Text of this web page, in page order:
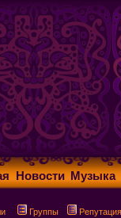
Новости Музыка
Группы Репутация